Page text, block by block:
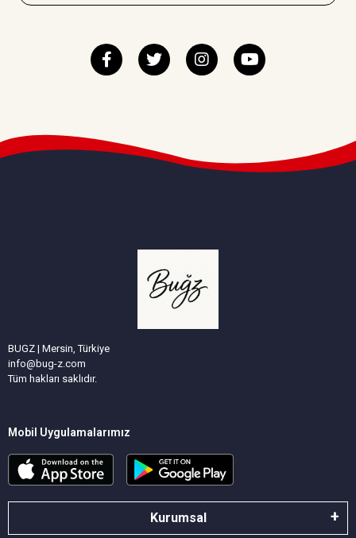
BUGZ | Mersin, Türkiye
info@bug-z.com
Tüm hakları saklıdır.
Mobil Uygulamalarımız
Kurumsal